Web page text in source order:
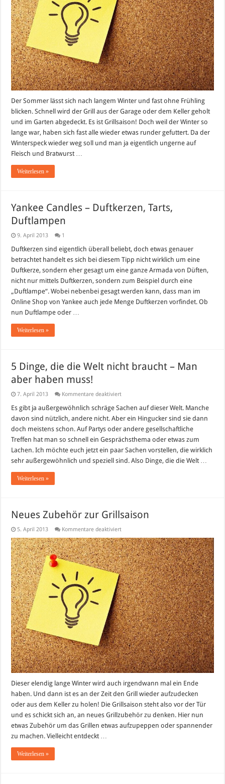
Der Sommer lässt sich nach langem Winter und fast ohne Frühling
blicken. Schnell wird der Grill aus der Garage oder dem Keller geholt
und im Garten abgedeckt. Es ist Grillsaison! Doch weil der Winter so
lange war, haben sich fast alle wieder etwas runder gefuttert. Da der
Winterspeck wieder weg soll und man ja eigentlich ungerne auf
Fleisch und Bratwurst …
Weiterlesen »
Yankee Candles – Duftkerzen, Tarts,
Duftlampen
9. April 2013 1
Duftkerzen sind eigentlich überall beliebt, doch etwas genauer
betrachtet handelt es sich bei diesem Tipp nicht wirklich um eine
Duftkerze, sondern eher gesagt um eine ganze Armada von Düften,
nicht nur mittels Duftkerzen, sondern zum Beispiel durch eine
„Duftlampe“. Wobei nebenbei gesagt werden kann, dass man im
Online Shop von Yankee auch jede Menge Duftkerzen vorfindet. Ob
nun Duftlampe oder …
Weiterlesen »
5 Dinge, die die Welt nicht braucht – Man
aber haben muss!
7. April 2013 Kommentare deaktiviertfür
Dinge,
die
Welt
nicht
braucht
Man
aber
Es gibt ja außergewöhnlich schräge Sachen auf dieser Welt. Manche
davon sind nützlich, andere nicht. Aber ein Hingucker sind sie dann
doch meistens schon. Auf Partys oder andere gesellschaftliche
Treffen hat man so schnell ein Gesprächsthema oder etwas zum
Lachen. Ich möchte euch jetzt ein paar Sachen vorstellen, die wirklich
sehr außergewöhnlich und speziell sind. Also Dinge, die die Welt …
Weiterlesen »
Neues Zubehör zur Grillsaison
5. April 2013 Kommentare deaktiviertfür
Zubehör
zur
Grillsaison
Dieser elendig lange Winter wird auch irgendwann mal ein Ende
haben. Und dann ist es an der Zeit den Grill wieder aufzudecken
oder aus dem Keller zu holen! Die Grillsaison steht also vor der Tür
und es schickt sich an, an neues Grillzubehör zu denken. Hier nun
etwas Zubehör um das Grillen etwas aufzupeppen oder spannender
zu machen. Vielleicht entdeckt …
Weiterlesen »